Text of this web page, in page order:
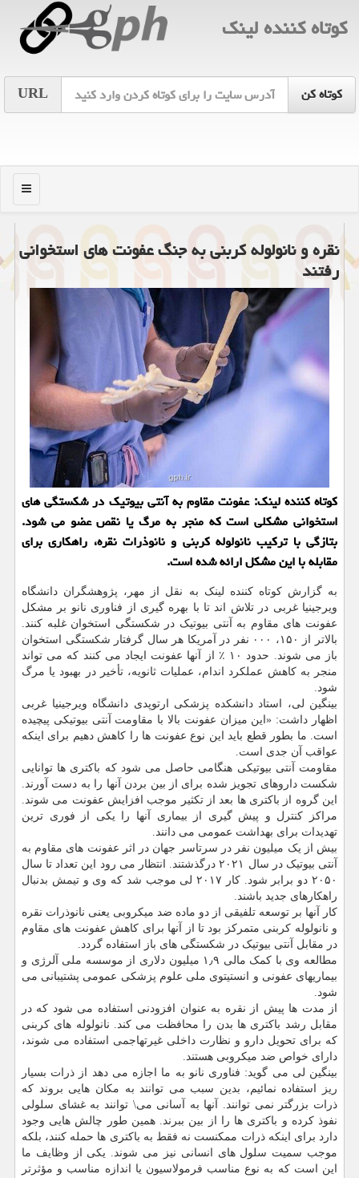
كوتاه كننده لینك
URL
منو
نقره و نانولوله کربنی به جنگ عفونت های استخوانی
رفتند
کوتاه کننده لینک: عفونت مقاوم به آنتی بیوتیک در شکستگی های
استخوانی مشکلی است که منجر به مرگ یا نقص عضو می شود.
بتازگی با ترکیب نانولوله کربنی و نانوذرات نقره، راهکاری برای
مقابله با این مشکل ارائه شده است.
به گزارش کوتاه کننده لینک به نقل از مهر، پژوهشگران دانشگاه
ویرجینیا غربی در تلاش اند تا با بهره گیری از فناوری نانو بر مشکل
عفونت های مقاوم به آنتی بیوتیک در شکستگی استخوان غلبه کنند.
بالاتر از ۱۵۰، ۰۰۰ نفر در آمریکا هر سال گرفتار شکستگی استخوان
باز می شوند. حدود ۱۰ ٪ از آنها عفونت ایجاد می کنند که می تواند
منجر به کاهش عملکرد اندام، عملیات ثانویه، تأخیر در بهبود یا مرگ
شود.
بینگین لی، استاد دانشکده پزشکی ارتوپدی دانشگاه ویرجینیا غربی
اظهار داشت: «این میزان عفونت بالا با مقاومت آنتی بیوتیکی پیچیده
است. ما بطور قطع باید این نوع عفونت ها را کاهش دهیم برای اینکه
عواقب آن جدی است.
مقاومت آنتی بیوتیکی هنگامی حاصل می شود که باکتری ها توانایی
شکست داروهای تجویز شده برای از بین بردن آنها را به دست آورند.
این گروه از باکتری ها بعد از تکثیر موجب افزایش عفونت می شوند.
مراکز کنترل و پیش گیری از بیماری آنها را یکی از فوری ترین
تهدیدات برای بهداشت عمومی می دانند.
بیش از یک میلیون نفر در سرتاسر جهان در اثر عفونت های مقاوم به
آنتی بیوتیک در سال ۲۰۲۱ درگذشتند. انتظار می رود این تعداد تا سال
۲۰۵۰ دو برابر شود. کار ۲۰۱۷ لی موجب شد که وی و تیمش بدنبال
راهکارهای جدید باشند.
کار آنها بر توسعه تلفیقی از دو ماده ضد میکروبی یعنی نانوذرات نقره
و نانولوله کربنی متمرکز بود تا از آنها برای کاهش عفونت های مقاوم
در مقابل آنتی بیوتیک در شکستگی های باز استفاده گردد.
مطالعه وی با کمک مالی ۱٫۹ میلیون دلاری از موسسه ملی آلرژی و
بیماریهای عفونی و انستیتوی ملی علوم پزشکی عمومی پشتیبانی می
شود.
از مدت ها پیش از نقره به عنوان افزودنی استفاده می شود که در
مقابل رشد باکتری ها بدن را محافظت می کند. نانولوله های کربنی
که برای تحویل دارو و نظارت داخلی غیرتهاجمی استفاده می شوند،
دارای خواص ضد میکروبی هستند.
بینگین لی می گوید: فناوری نانو به ما اجازه می دهد از ذرات بسیار
ریز استفاده نمائیم، بدین سبب می توانند به مکان هایی بروند که
ذرات بزرگتر نمی توانند. آنها به آسانی می\ توانند به غشای سلولی
نفوذ کرده و باکتری ها را از بین ببرند. همین طور چالش هایی وجود
دارد برای اینکه ذرات ممکنست نه فقط به باکتری ها حمله کنند، بلکه
موجب سمیت سلول های انسانی نیز می شوند. یکی از وظایف ما
این است که به نوع مناسب فرمولاسیون یا اندازه مناسب و مؤثرتر